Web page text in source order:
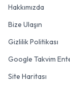
Hakkımızda
Bize Ulaşın
Gizlilik Politikası
Google Takvim
Site Haritası